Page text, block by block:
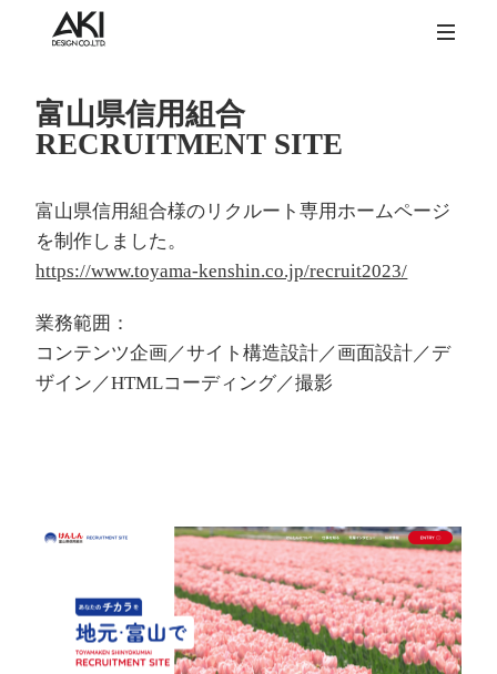
富山県信用組合
RECRUITMENT SITE
富山県信用組合様のリクルート専用ホームページ
を制作しました。
https://www.toyama-kenshin.co.jp/recruit2023/
業務範囲：
コンテンツ企画／サイト構造設計／画面設計／デ
ザイン／HTMLコーディング／撮影